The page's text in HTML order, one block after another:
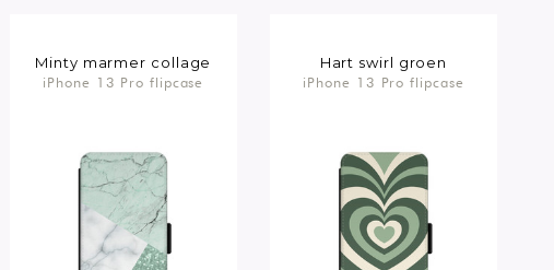
Minty marmer collage
iPhone 13 Pro flipcase
Hart swirl groen
iPhone 13 Pro flipcase